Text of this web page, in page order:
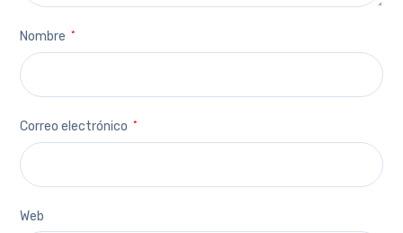
Nombre *
Correo electrónico *
Web